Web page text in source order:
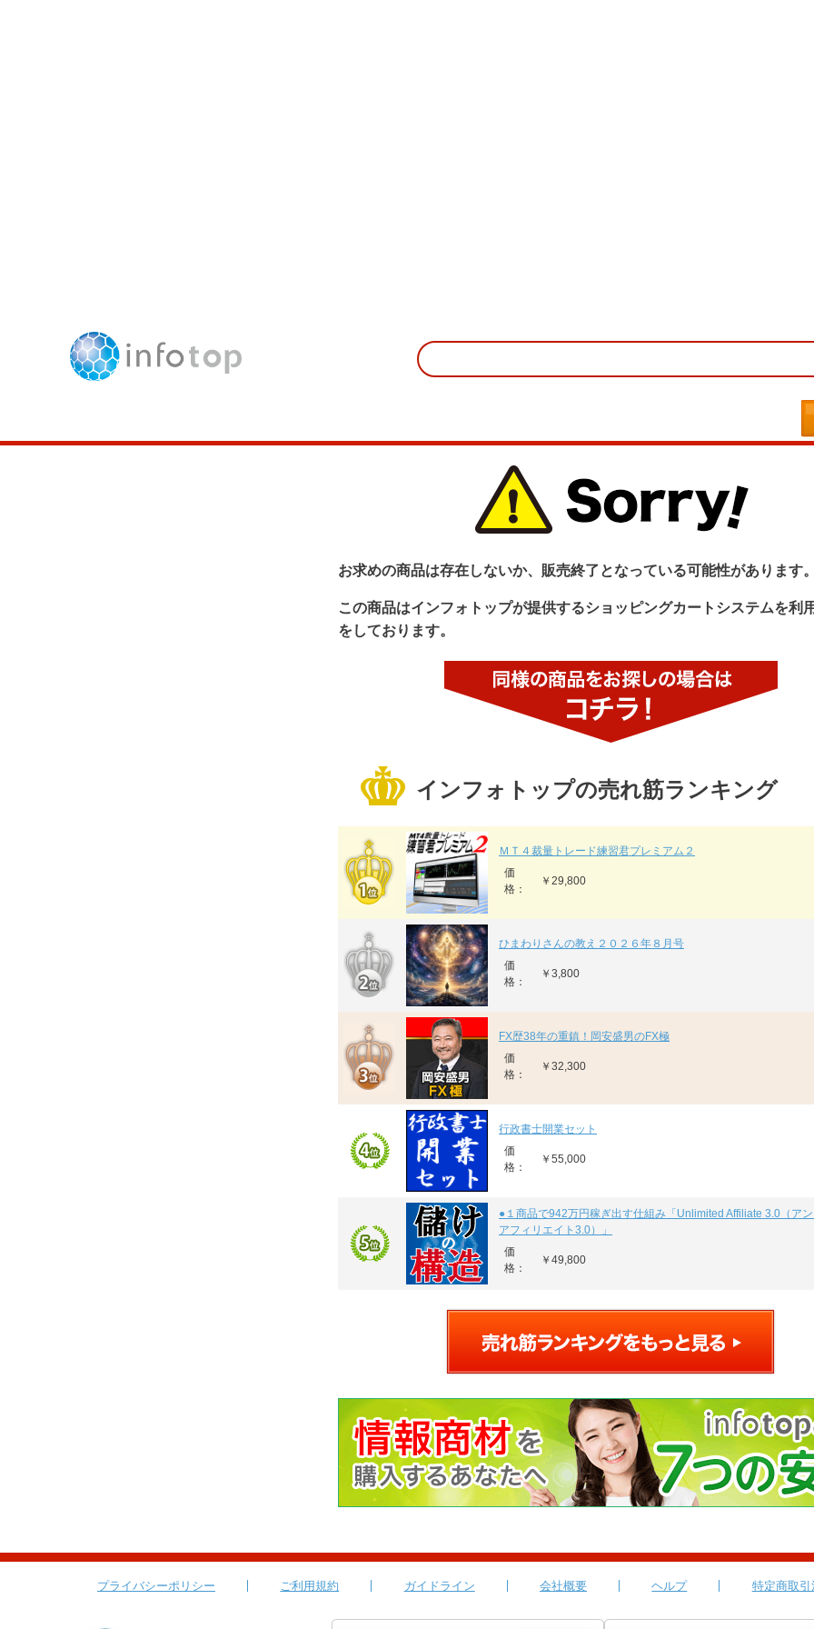
お求めの商品は存在しないか、販売終了となっている可能性があります。
この商品はインフォトップが提供するショッピングカートシステムを利
をしております。
インフォトップの売れ筋ランキング
ＭＴ４裁量トレード練習君プレミアム２
価
格：
￥29,800
ひまわりさんの教え２０２６年８月号
価
格：
￥3,800
FX歴38年の重鎮！岡安盛男のFX極
価
格：
￥32,300
行政書士開業セット
価
格：
￥55,000
●１商品で942万円稼ぎ出す仕組み「Unlimited Affiliate 3.0（ア
アフィリエイト3.0）」
価
格：
￥49,800
プライバシーポリシー ご利用規約 ガイドライン 会社概要 ヘルプ 特定商取